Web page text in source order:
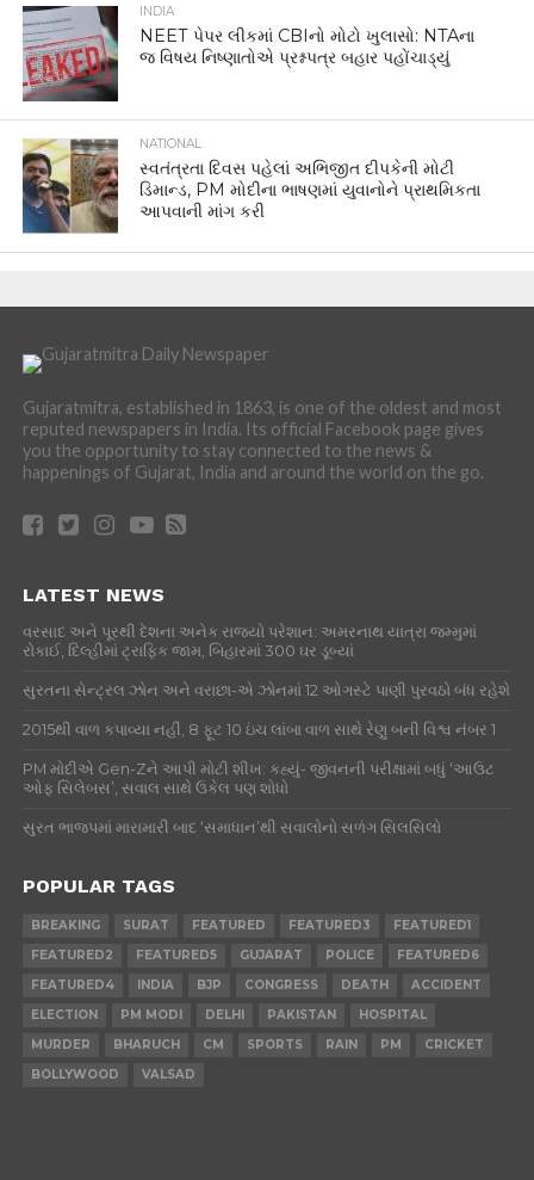
INDIA
NEET પેપર લીકમાં CBIનો મોટો ખુલાસો: NTAના
જ વિષય નિષ્ણાતોએ પ્રશ્નપત્ર બહાર પહોંચાડ્યું
NATIONAL
સ્વતંત્રતા દિવસ પહેલાં અભિજીત દીપકેની મોટી
ડિમાન્ડ, PM મોદીના ભાષણમાં યુવાનોને પ્રાથમિકતા
આપવાની માંગ કરી
Gujaratmitra, established in 1863, is one of the oldest and most
reputed newspapers in India. Its official Facebook page gives
you the opportunity to stay connected to the news &
happenings of Gujarat, India and around the world on the go.
LATEST NEWS
વરસાદ અને પૂરથી દેશના અનેક રાજ્યો પરેશાન: અમરનાથ યાત્રા જમ્મુમાં
રોકાઈ, દિલ્હીમાં ટ્રાફિક જામ, બિહારમાં 300 ઘર ડૂબ્યાં
સુરતના સેન્ટ્રલ ઝોન અને વરાછા-એ ઝોનમાં 12 ઓગસ્ટે પાણી પુરવઠો બંધ રહેશે
2015થી વાળ કપાવ્યા નહીં, 8 ફૂટ 10 ઇંચ લાંબા વાળ સાથે રેણુ બની વિશ્વ નંબર 1
PM મોદીએ Gen-Zને આપી મોટી શીખ: કહ્યું- જીવનની પરીક્ષામાં બધું ‘આઉટ
ઓફ સિલેબસ’, સવાલ સાથે ઉકેલ પણ શોધો
સુરત ભાજપમાં મારામારી બાદ ‘સમાધાન’થી સવાલોનો સળંગ સિલસિલો
POPULAR TAGS
BREAKING SURAT FEATURED FEATURED3
FEATURED1
FEATURED2
FEATURED5 GUJARAT POLICE
FEATURED6
FEATURED4
INDIA BJP CONGRESS DEATH
ACCIDENT
ELECTION
PM MODI DELHI PAKISTAN
HOSPITAL
MURDER
BHARUCH CM SPORTS RAIN PM
CRICKET
BOLLYWOOD
VALSAD